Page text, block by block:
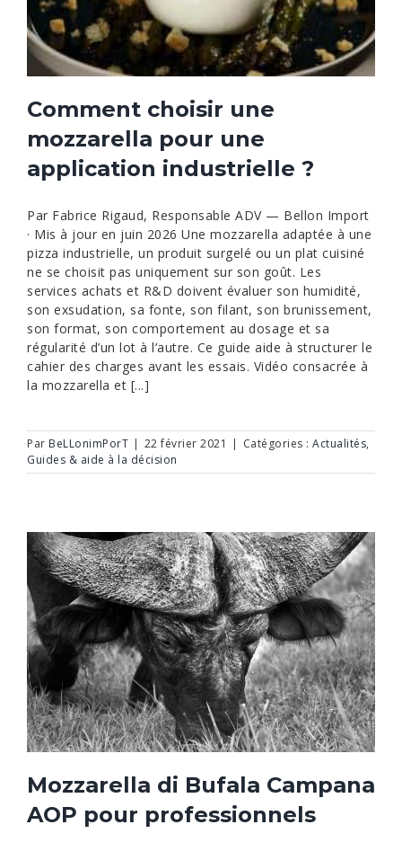
Comment choisir une
mozzarella pour une
application industrielle ?
Par Fabrice Rigaud, Responsable ADV — Bellon Import
· Mis à jour en juin 2026 Une mozzarella adaptée à une
pizza industrielle, un produit surgelé ou un plat cuisiné
ne se choisit pas uniquement sur son goût. Les
services achats et R&D doivent évaluer son humidité,
son exsudation, sa fonte, son filant, son brunissement,
son format, son comportement au dosage et sa
régularité d’un lot à l’autre. Ce guide aide à structurer le
cahier des charges avant les essais. Vidéo consacrée à
la mozzarella et [...]
Par BeLLonimPorT | 22 février 2021 | Catégories : Actualités,
Guides & aide à la décision
Mozzarella di Bufala Campana
AOP pour professionnels